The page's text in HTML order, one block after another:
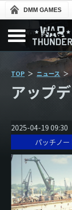
DMM GAMES
TOP ニュース
アップ
2025-04-19 09:30
パッチノー